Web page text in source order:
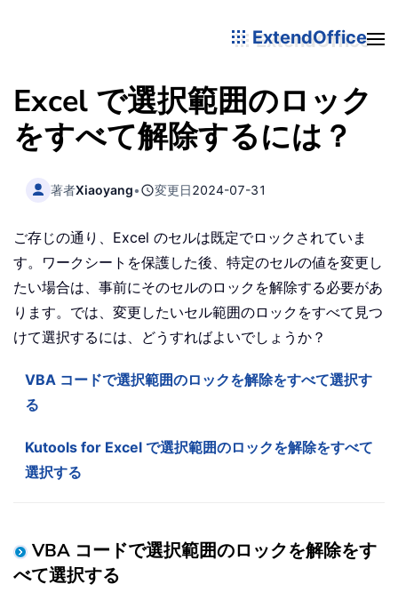
ExtendOffice
Excel で選択範囲のロック
をすべて解除するには？
著者Xiaoyang• 変更日2024-07-31
ご存じの通り、Excel のセルは既定でロックされていま
す。ワークシートを保護した後、特定のセルの値を変更し
たい場合は、事前にそのセルのロックを解除する必要があ
ります。では、変更したいセル範囲のロックをすべて見つ
けて選択するには、どうすればよいでしょうか？
VBA コードで選択範囲のロックを解除をすべて選択す
る
Kutools for Excel で選択範囲のロックを解除をすべて
選択する
VBA コードで選択範囲のロックを解除をす
べて選択する